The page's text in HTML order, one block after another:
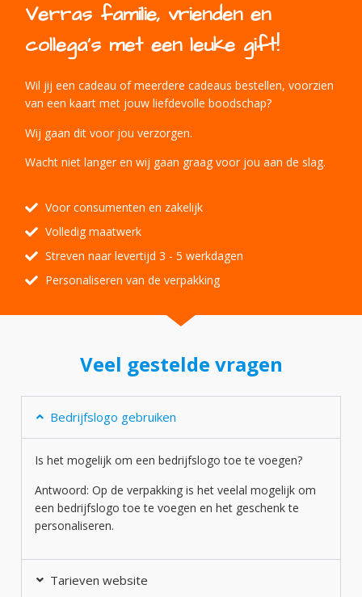
Verras familie, vrienden en
collega's met een leuke gift!
Wil jij een cadeau of meerdere cadeaus bestellen, voorzien
van een kaart met jouw liefdevolle boodschap?
Wij gaan dit voor jou verzorgen.
Wacht niet langer en wij gaan graag voor jou aan de slag.
Voor consumenten en zakelijk
Volledig maatwerk
Streven naar levertijd 3 - 5 werkdagen
Personaliseren van de verpakking
Veel gestelde vragen
Bedrijfslogo gebruiken
Is het mogelijk om een bedrijfslogo toe te voegen?
Antwoord: Op de verpakking is het veelal mogelijk om
een bedrijfslogo toe te voegen en het geschenk te
personaliseren.
Tarieven website